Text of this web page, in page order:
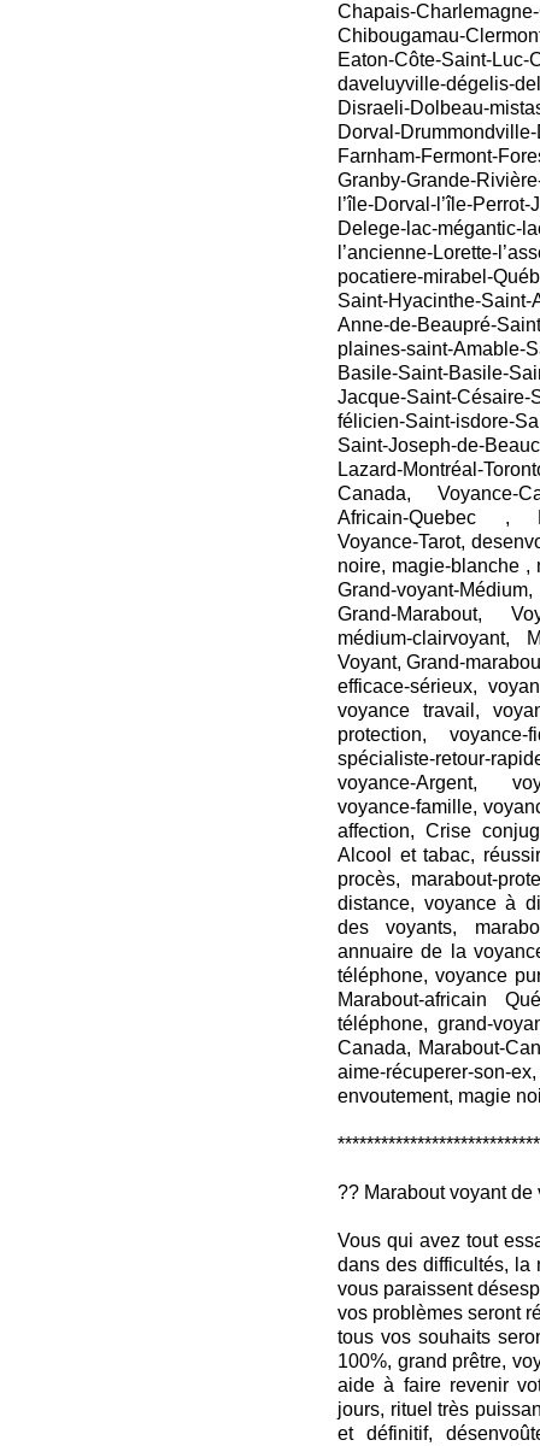
Chapais-
Chibougamau-
Eaton-Côte-Saint-
daveluyville-dégelis-
Disraeli-Dolbeau-
Dorval-
Farnham-Fermont-
Granby-Grande-
l’île-Dorval-l’île-
Delege-lac-mégantic-
l’ancienne-Lorette-
pocatiere-mirabel-
Saint-Hyacinthe-Saint-
Anne-de-Beaupré-
plaines-saint-Amable-
Basile-Saint-Basile-
Jacque-Saint-Césaire-
félicien-Saint-isdore-
Saint-Joseph-de-
Lazard-Montréal-
Canada, Voyance-
Africain-Quebec ,
Voyance-Tarot,
noire, magie-blanche ,
Grand-voyant-
Grand-Marabout,
médium-clairvoyant,
Voyant, Grand-
efficace-sérieux,
voyance travail,
protection, voyance-
spécialiste-retour-
voyance-Argent,
voyance-famille,
affection, Crise
Alcool et tabac,
procès, marabout-
distance, voyance à
des voyants,
annuaire de la
téléphone, voyance
Marabout-africain
téléphone, grand-
Canada, Marabout-
aime-récuperer-son-
envoutement, magie
?? Marabout voyant
Vous qui avez tout
dans des difficultés, la
vous paraissent
vos problèmes seront
tous vos souhaits
100%, grand prêtre,
aide à faire revenir
jours, rituel très
et définitif,